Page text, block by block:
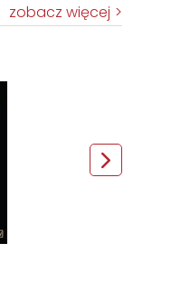
zobacz więcej